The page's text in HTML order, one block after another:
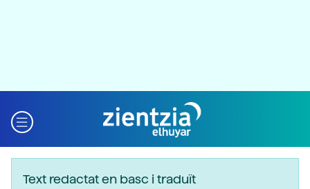
Text redactat en basc i traduït